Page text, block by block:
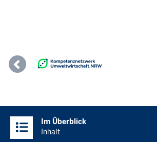
Previous
Inhalte
Im Überblick
Inhalt